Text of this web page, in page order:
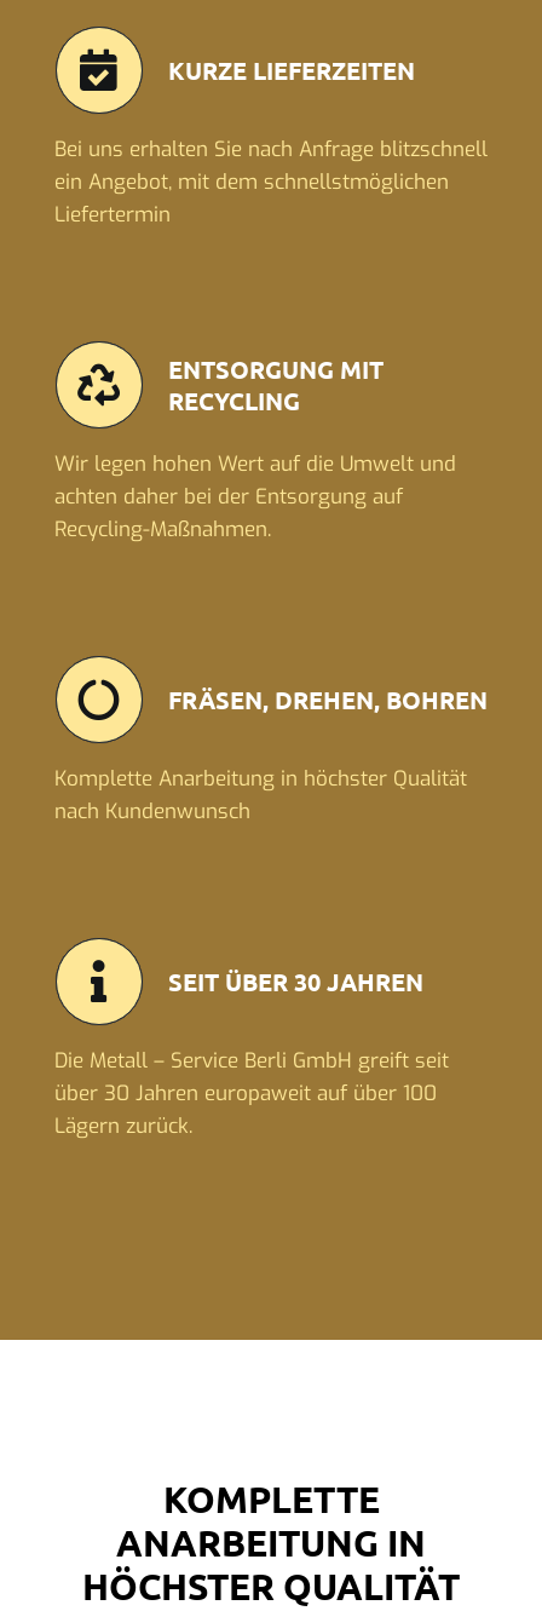
KURZE LIEFERZEITEN
Bei uns erhalten Sie nach Anfrage blitzschnell
ein Angebot, mit dem schnellstmöglichen
Liefertermin
ENTSORGUNG MIT
RECYCLING
Wir legen hohen Wert auf die Umwelt und
achten daher bei der Entsorgung auf
Recycling-Maßnahmen.
FRÄSEN, DREHEN, BOHREN
Komplette Anarbeitung in höchster Qualität
nach Kundenwunsch
SEIT ÜBER 30 JAHREN
Die Metall – Service Berli GmbH greift seit
über 30 Jahren europaweit auf über 100
Lägern zurück.
KOMPLETTE
ANARBEITUNG IN
HÖCHSTER QUALITÄT